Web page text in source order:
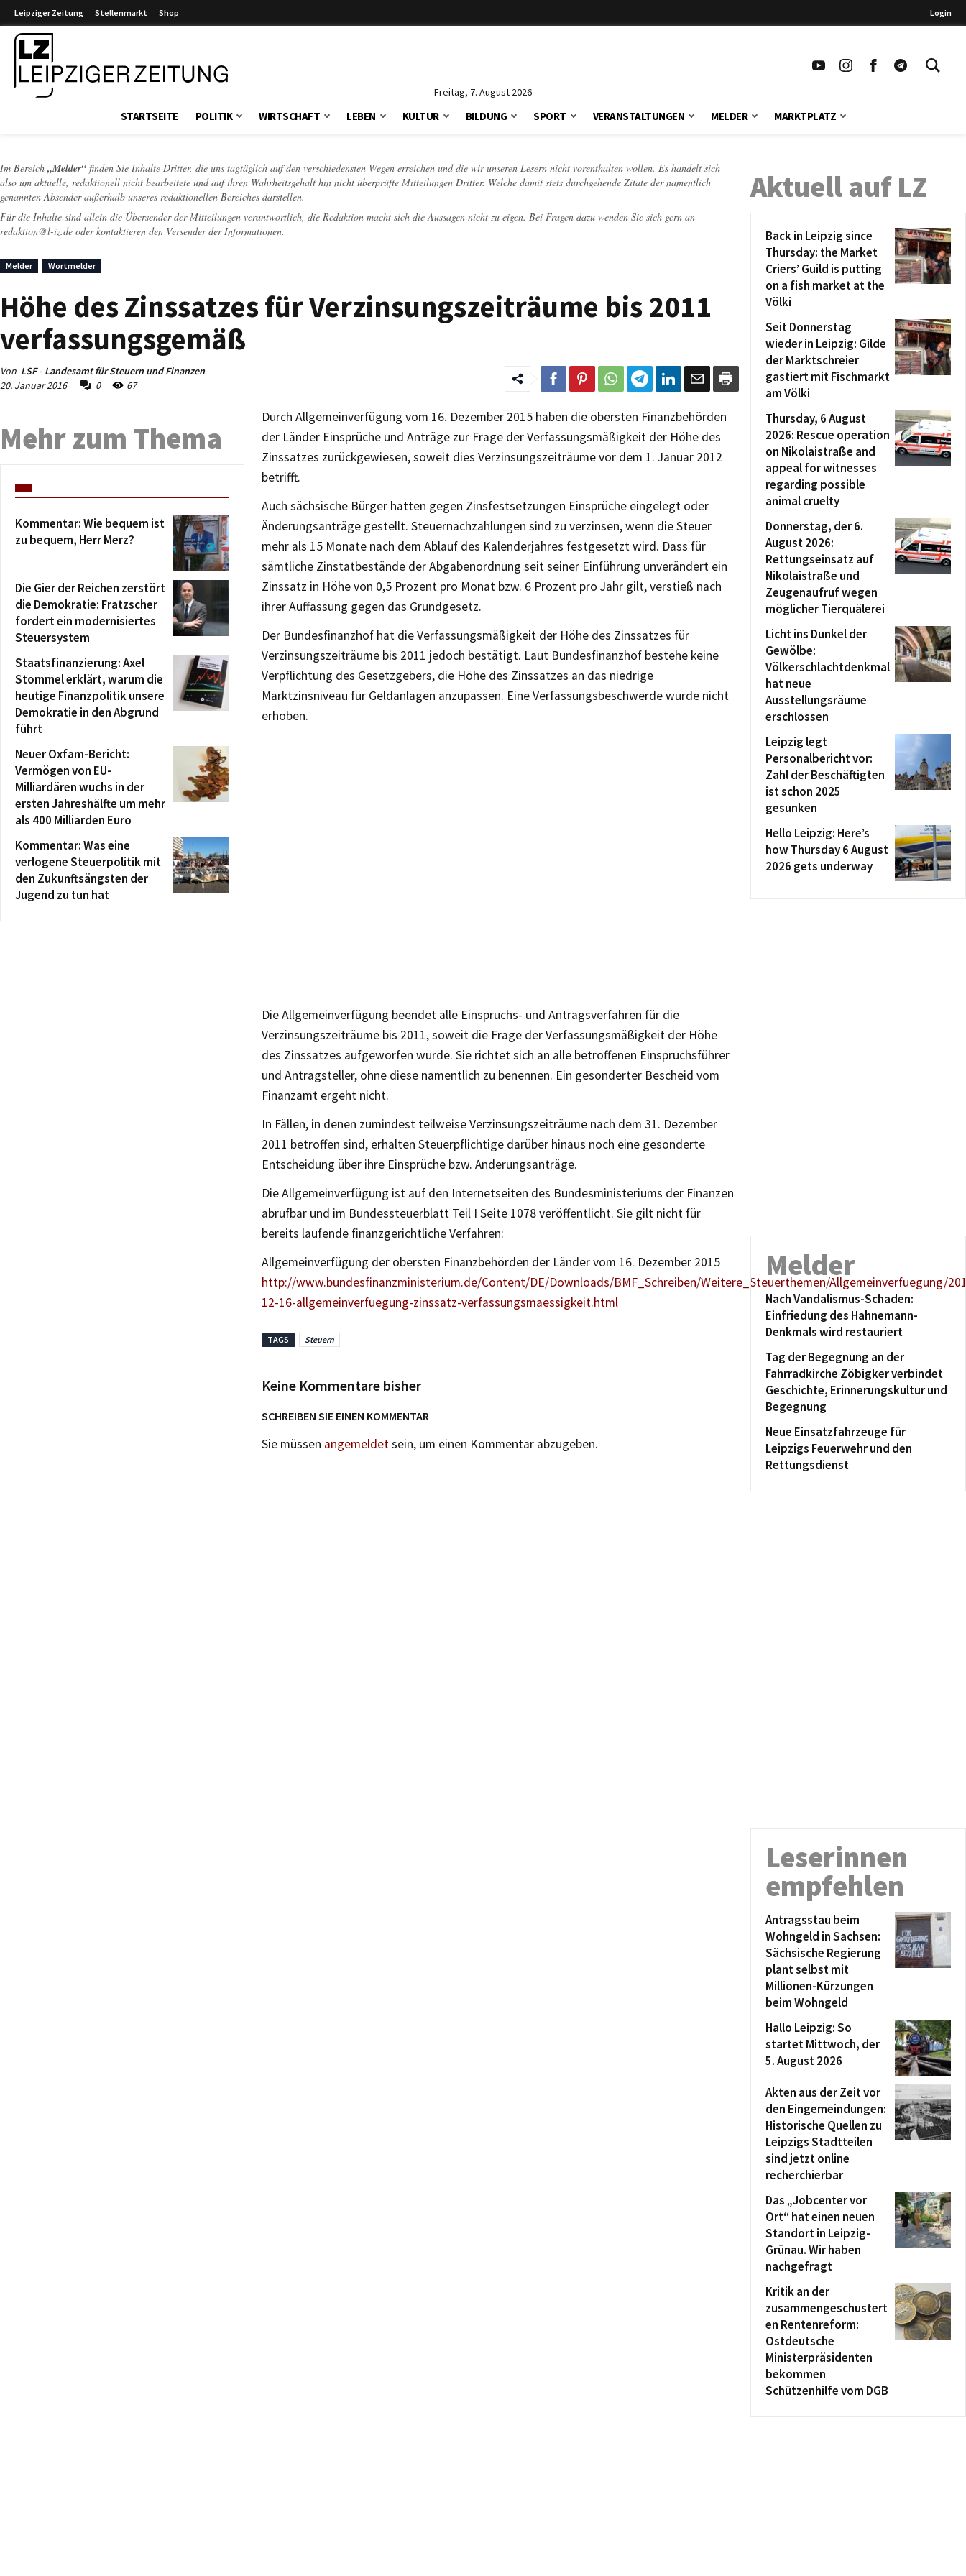
Leipziger Zeitung Stellenmarkt Shop Login
Freitag, 7. August 2026
STARTSEITE POLITIK WIRTSCHAFT LEBEN KULTUR BILDUNG SPORT VERANSTALTUNGEN MELDER MARKTPLATZ
Im Bereich „Melder“ finden Sie Inhalte Dritter, die uns tagtäglich auf den verschiedensten Wegen erreichen und die wir unseren Lesern nicht vorenthalten wollen. Es handelt sich
also um aktuelle, redaktionell nicht bearbeitete und auf ihren Wahrheitsgehalt hin nicht überprüfte Mitteilungen Dritter. Welche damit stets durchgehende Zitate der namentlich
genannten Absender außerhalb unseres redaktionellen Bereiches darstellen.
Für die Inhalte sind allein die Übersender der Mitteilungen verantwortlich, die Redaktion macht sich die Aussagen nicht zu eigen. Bei Fragen dazu wenden Sie sich gern an
redaktion@l-iz.de oder kontaktieren den Versender der Informationen.
Melder Wortmelder
Höhe des Zinssatzes für Verzinsungszeiträume bis 2011
verfassungsgemäß
Von LSF - Landesamt für Steuern und Finanzen
20. Januar 2016
0 67
Durch Allgemeinverfügung vom 16. Dezember 2015 haben die obersten Finanzbehörden
der Länder Einsprüche und Anträge zur Frage der Verfassungsmäßigkeit der Höhe des
Zinssatzes zurückgewiesen, soweit dies Verzinsungszeiträume vor dem 1. Januar 2012
betrifft.
Auch sächsische Bürger hatten gegen Zinsfestsetzungen Einsprüche eingelegt oder
Änderungsanträge gestellt. Steuernachzahlungen sind zu verzinsen, wenn die Steuer
mehr als 15 Monate nach dem Ablauf des Kalenderjahres festgesetzt wird. Dass für
sämtliche Zinstatbestände der Abgabenordnung seit seiner Einführung unverändert ein
Zinssatz in Höhe von 0,5 Prozent pro Monat bzw. 6 Prozent pro Jahr gilt, verstieß nach
ihrer Auffassung gegen das Grundgesetz.
Der Bundesfinanzhof hat die Verfassungsmäßigkeit der Höhe des Zinssatzes für
Verzinsungszeiträume bis 2011 jedoch bestätigt. Laut Bundesfinanzhof bestehe keine
Verpflichtung des Gesetzgebers, die Höhe des Zinssatzes an das niedrige
Marktzinsniveau für Geldanlagen anzupassen. Eine Verfassungsbeschwerde wurde nicht
erhoben.
Die Allgemeinverfügung beendet alle Einspruchs- und Antragsverfahren für die
Verzinsungszeiträume bis 2011, soweit die Frage der Verfassungsmäßigkeit der Höhe
des Zinssatzes aufgeworfen wurde. Sie richtet sich an alle betroffenen Einspruchsführer
und Antragsteller, ohne diese namentlich zu benennen. Ein gesonderter Bescheid vom
Finanzamt ergeht nicht.
In Fällen, in denen zumindest teilweise Verzinsungszeiträume nach dem 31. Dezember
2011 betroffen sind, erhalten Steuerpflichtige darüber hinaus noch eine gesonderte
Entscheidung über ihre Einsprüche bzw. Änderungsanträge.
Die Allgemeinverfügung ist auf den Internetseiten des Bundesministeriums der Finanzen
abrufbar und im Bundessteuerblatt Teil I Seite 1078 veröffentlicht. Sie gilt nicht für
bereits laufende finanzgerichtliche Verfahren:
Allgemeinverfügung der obersten Finanzbehörden der Länder vom 16. Dezember 2015
http://www.bundesfinanzministerium.de/Content/DE/Downloads/BMF_Schreiben/Weitere_Steuerthemen/Allgemeinverfuegung/
12-16-allgemeinverfuegung-zinssatz-verfassungsmaessigkeit.html
TAGS Steuern
Keine Kommentare bisher
SCHREIBEN SIE EINEN KOMMENTAR
Sie müssen angemeldetsein, um einen Kommentar abzugeben.
Mehr zum Thema
Kommentar: Wie bequem ist
zu bequem, Herr Merz?
Die Gier der Reichen zerstört
die Demokratie: Fratzscher
fordert ein modernisiertes
Steuersystem
Staatsfinanzierung: Axel
Stommel erklärt, warum die
heutige Finanzpolitik unsere
Demokratie in den Abgrund
führt
Neuer Oxfam-Bericht:
Vermögen von EU-
Milliardären wuchs in der
ersten Jahreshälfte um mehr
als 400 Milliarden Euro
Kommentar: Was eine
verlogene Steuerpolitik mit
den Zukunftsängsten der
Jugend zu tun hat
Aktuell auf LZ
Back in Leipzig since
Thursday: the Market
Criers’ Guild is putting
on a fish market at the
Völki
Seit Donnerstag
wieder in Leipzig: Gilde
der Marktschreier
gastiert mit Fischmarkt
am Völki
Thursday, 6 August
2026: Rescue operation
on Nikolaistraße and
appeal for witnesses
regarding possible
animal cruelty
Donnerstag, der 6.
August 2026:
Rettungseinsatz auf
Nikolaistraße und
Zeugenaufruf wegen
möglicher Tierquälerei
Licht ins Dunkel der
Gewölbe:
Völkerschlachtdenkmal
hat neue
Ausstellungsräume
erschlossen
Leipzig legt
Personalbericht vor:
Zahl der Beschäftigten
ist schon 2025
gesunken
Hello Leipzig: Here’s
how Thursday 6 August
2026 gets underway
Melder
Nach Vandalismus-Schaden:
Einfriedung des Hahnemann-
Denkmals wird restauriert
Tag der Begegnung an der
Fahrradkirche Zöbigker verbindet
Geschichte, Erinnerungskultur und
Begegnung
Neue Einsatzfahrzeuge für
Leipzigs Feuerwehr und den
Rettungsdienst
Leserinnen
empfehlen
Antragsstau beim
Wohngeld in Sachsen:
Sächsische Regierung
plant selbst mit
Millionen-Kürzungen
beim Wohngeld
Hallo Leipzig: So
startet Mittwoch, der
5. August 2026
Akten aus der Zeit vor
den Eingemeindungen:
Historische Quellen zu
Leipzigs Stadtteilen
sind jetzt online
recherchierbar
Das „Jobcenter vor
Ort“ hat einen neuen
Standort in Leipzig-
Grünau. Wir haben
nachgefragt
Kritik an der
zusammengeschustert
en Rentenreform:
Ostdeutsche
Ministerpräsidenten
bekommen
Schützenhilfe vom DGB